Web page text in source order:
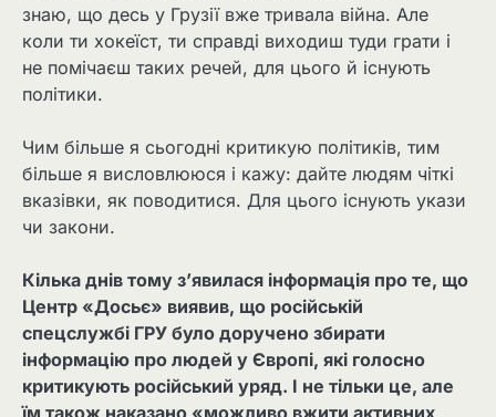
знаю, що десь у Грузії вже тривала війна. Але
коли ти хокеїст, ти справді виходиш туди грати і
не помічаєш таких речей, для цього й існують
політики.
Чим більше я сьогодні критикую політиків, тим
більше я висловлююся і кажу: дайте людям чіткі
вказівки, як поводитися. Для цього існують укази
чи закони.
Кілька днів тому з’явилася інформація про те, що
Центр «Досьє» виявив, що російській
спецслужбі ГРУ було доручено збирати
інформацію про людей у ​​Європі, які голосно
критикують російський уряд. І не тільки це, але
їм також наказано «можливо вжити активних